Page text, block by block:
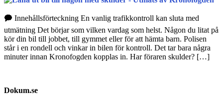
🗭 Innehållsförteckning En vanlig trafikkontroll kan sluta med
utmätning Det börjar som vilken vardag som helst. Någon du litat på
kör din bil till jobbet, till gymmet eller för att hämta barn. Polisen
står i en rondell och vinkar in bilen för kontroll. Det tar bara några
minuter innan Kronofogden kopplas in. Har föraren skulder? […]
Dokum.se